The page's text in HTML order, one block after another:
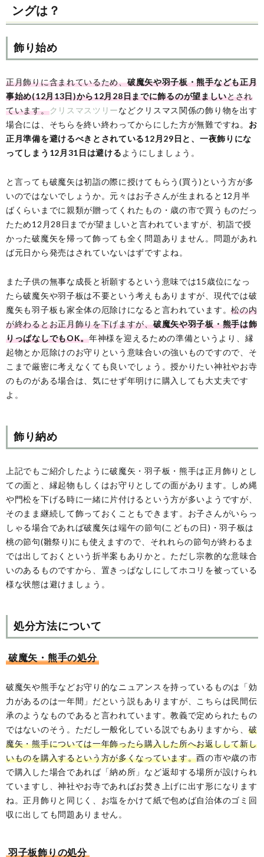
ングは？
飾り始め
正月飾りに含まれているため、破魔矢や羽子板・熊手なども正月
事始め(12月13日)から12月28日までに飾るのが望ましいとされ
ています。クリスマスツリーなどクリスマス関係の飾り物を出す
場合には、そちらを終い終わってからにした方が無難ですね。 お
正月準備を避けるべきとされている12月29日と、一夜飾りにな
ってしまう12月31日は避ける ようにしましょう。
と言っても破魔矢は初詣の際に授けてもらう(買う)という方が多
いのではないでしょうか。元々はお子さんが生まれると12月半
ばくらいまでに親類が贈ってくれたもの・歳の市で買うものだっ
たため12月28日までが望ましいと言われていますが、初詣で授
かった破魔矢を帰って飾っても全く問題ありません。問題があれ
ば元日から発売はされていないはずですよね。
また子供の無事な成長と祈願するという意味では15歳位になっ
たら破魔矢や羽子板は不要という考えもありますが、現代では破
魔矢も羽子板も家全体の厄除けになると言われています。松の内
が終わるとお正月飾りを下げますが、破魔矢や羽子板・熊手は飾
りっぱなしでもOK。年神様を迎えるための準備というより、縁
起物とか厄除けのお守りという意味合いの強いものですので、そ
こまで厳密に考えなくても良いでしょう。授かりたい神社やお寺
のものがある場合は、気にせず年明けに購入しても大丈夫です
よ。
飾り納め
上記でもご紹介したように破魔矢・羽子板・熊手は正月飾りとし
ての面と、縁起物もしくはお守りとしての面があります。しめ縄
や門松を下げる時に一緒に片付けるという方が多いようですが、
そのまま継続して飾っておくこともできます。お子さんがいらっ
しゃる場合であれば破魔矢は端午の節句(こどもの日)・羽子板は
桃の節句(雛祭り)にも使えますので、それれらの節句が終わるま
では出しておくという折半案もありかと。ただし宗教的な意味合
いのあるものですから、置きっぱなしにしてホコリを被っている
様な状態は避けましょう。
処分方法について
破魔矢・熊手の処分
破魔矢や熊手などお守り的なニュアンスを持っているものは「効
力があるのは一年間」だという説もありますが、こちらは民間伝
承のようなものであると言われています。教義で定められたもの
ではないのそう。ただし一般化している説でもありますから、 破
魔矢・熊手については一年飾ったら購入した所へお返しして新し
いものを購入するという方が多くなっています。酉の市や歳の市
で購入した場合であれば「納め所」など返却する場所が設けられ
ていますし、神社やお寺であればお焚き上げに出す形になります
ね。正月飾りと同じく、お塩をかけて紙で包めば自治体のゴミ回
収に出しても問題ありません。
羽子板飾りの処分